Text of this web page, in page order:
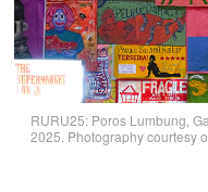
RURU25: Poros Lumbung,
2025. Photography courtesy